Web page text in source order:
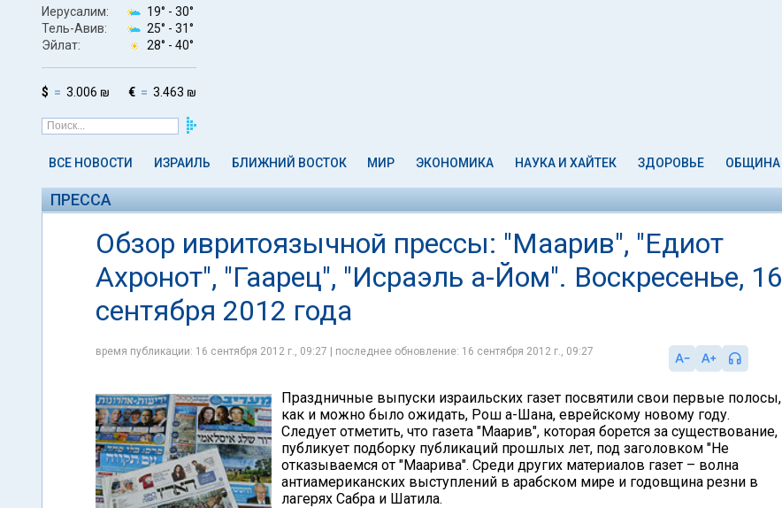
Иерусалим: 19° - 30°
Тель-Авив:
25° - 31°
Эйлат:
28° - 40°
$ 3.006 ₪ € 3.463 ₪
ВСЕ НОВОСТИ ИЗРАИЛЬ БЛИЖНИЙ ВОСТОК МИР ЭКОНОМИКА НАУКА И ХАЙТЕК ЗДОРОВЬЕ ОБЩИНА
ПРЕССА
Обзор ивритоязычной прессы: "Маарив", "Едиот
Ахронот", "Гаарец", "Исраэль а-Йом". Воскресенье, 16
сентября 2012 года
время публикации: 16 сентября 2012 г., 09:27 | последнее обновление: 16 сентября 2012 г., 09:27
Праздничные выпуски израильских газет посвятили свои первые полосы,
как и можно было ожидать, Рош а-Шана, еврейскому новому году.
Следует отметить, что газета "Маарив", которая борется за существование,
публикует подборку публикаций прошлых лет, под заголовком "Не
отказываемся от "Маарива". Среди других материалов газет – волна
антиамериканских выступлений в арабском мире и годовщина резни в
лагерях Сабра и Шатила.